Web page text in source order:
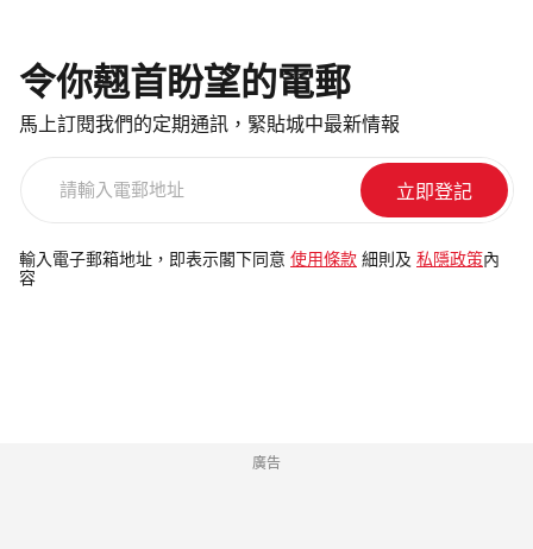
令你翹首盼望的電郵
馬上訂閱我們的定期通訊，緊貼城中最新情報
電
郵
輸入電子郵箱地址，即表示閣下同意 使用條款 細則及 私隱政策 內
容
廣告